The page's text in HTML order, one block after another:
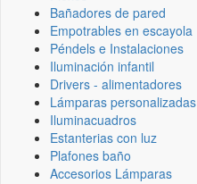
Bañadores de pared
Empotrables en escayola
Péndels e Instalaciones
Iluminación infantil
Drivers - alimentadores
Lámparas personalizadas
Iluminacuadros
Estanterias con luz
Plafones baño
Accesorios Lámparas